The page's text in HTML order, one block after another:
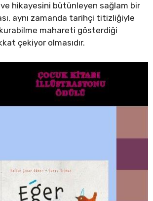
ve hikayesini bütünleyen sağlam bir
aynı zamanda tarihçi titizliğiyle
kurabilme mahareti gösterdiği
çekiyor olmasıdır.